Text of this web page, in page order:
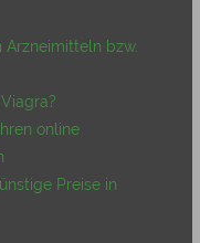
bzw.
online
Preise in